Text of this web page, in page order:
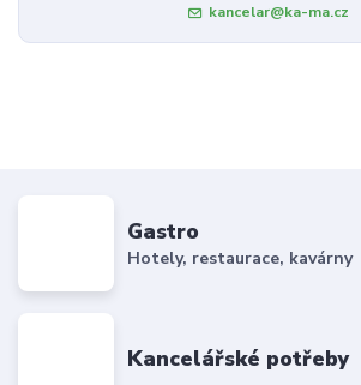
kancelar@ka-ma.cz
Gastro
Hotely, restaurace, kavárny
Kancelářské potřeby